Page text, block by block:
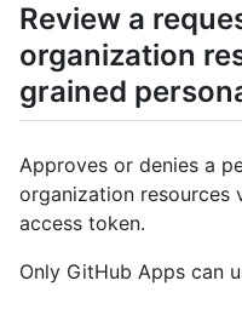
Review a
organization
grained
Approves or denies a
organization resources
access token.
Only GitHub Apps can